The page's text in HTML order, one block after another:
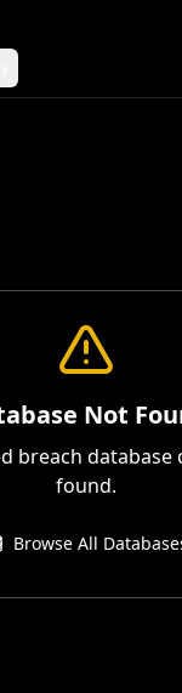
Not
breach database
found.
Browse All